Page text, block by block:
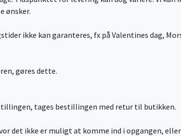
ønsker.
ikke kan garanteres, fx på Valentines dag,
gøres dette.
tages bestillingen med retur til butikken.
det ikke er muligt at komme ind i opgangen,